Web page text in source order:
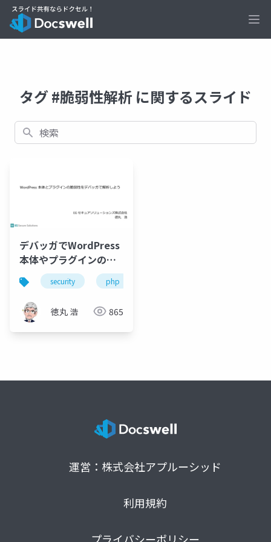
タグ #脆弱性解析 に関するスライド
検索
デバッガでWordPress
本体やプラグインの脆
弱性を追いかけてみよ
う
security php
徳丸 浩 865
運営：株式会社アプルーシッド
利用規約
プライバシーポリシー